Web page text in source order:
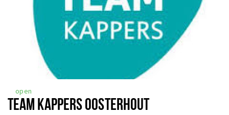
open
TEAM KAPPERS OOSTERHOUT